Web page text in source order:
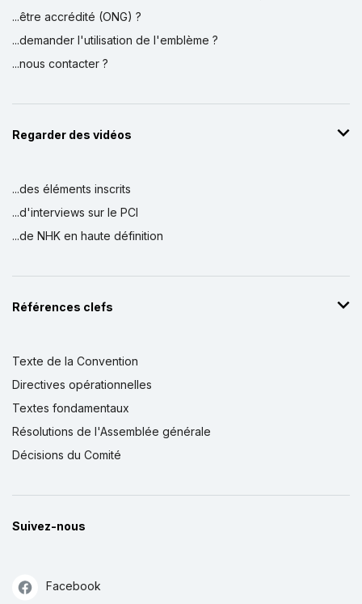
...être accrédité (ONG) ?
...demander l'utilisation de l'emblème ?
...nous contacter ?
Regarder des vidéos
...des éléments inscrits
...d'interviews sur le PCI
...de NHK en haute définition
Références clefs
Texte de la Convention
Directives opérationnelles
Textes fondamentaux
Résolutions de l'Assemblée générale
Décisions du Comité
Suivez-nous
Facebook